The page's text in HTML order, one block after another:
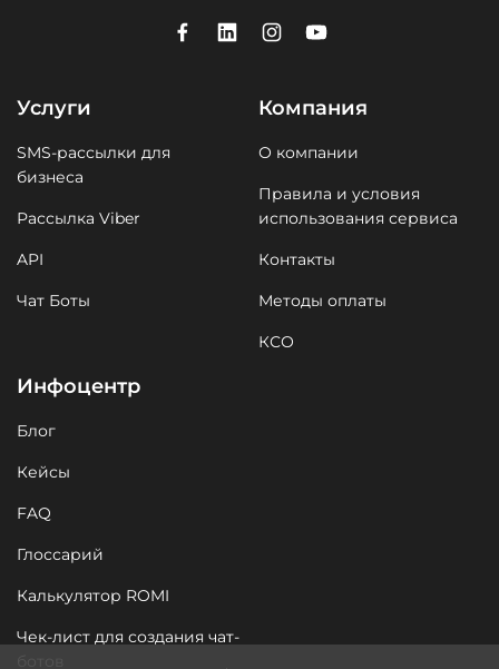
Услуги
SMS-рассылки для
бизнеса
Рассылка Viber
API
Чат Боты
Компания
О компании
Правила и условия
использования сервиса
Контакты
Методы оплаты
КСО
Инфоцентр
Блог
Кейсы
FAQ
Глоссарий
Калькулятор ROMI
Чек-лист для создания чат-